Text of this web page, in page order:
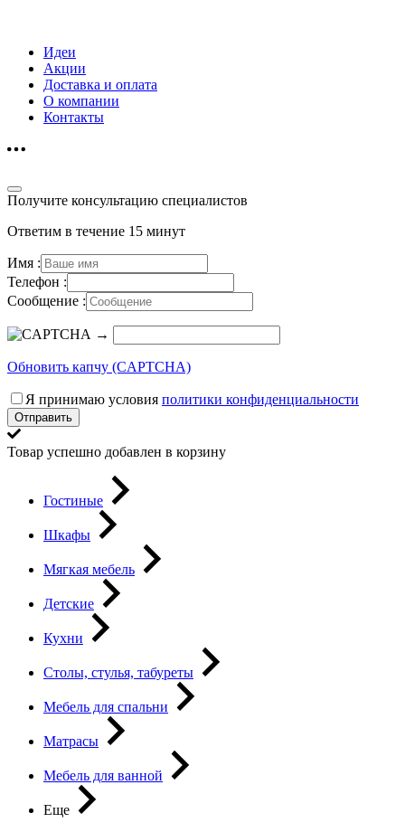
Идеи
Акции
Доставка и оплата
О компании
Контакты
Получите консультацию специалистов
Ответим в течение 15 минут
Имя :
Телефон :
Сообщение :
→
Обновить капчу (CAPTCHA)
Я принимаю условия политики конфиденциальности
Отправить
Товар успешно добавлен в корзину
Гостиные
Шкафы
Мягкая мебель
Детские
Кухни
Столы, стулья, табуреты
Мебель для спальни
Матрасы
Мебель для ванной
Еще